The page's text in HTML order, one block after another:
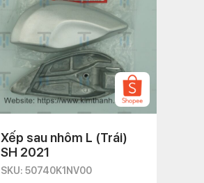
Xếp sau nhôm L (Trái)
SH 2021
SKU: 50740K1NV00